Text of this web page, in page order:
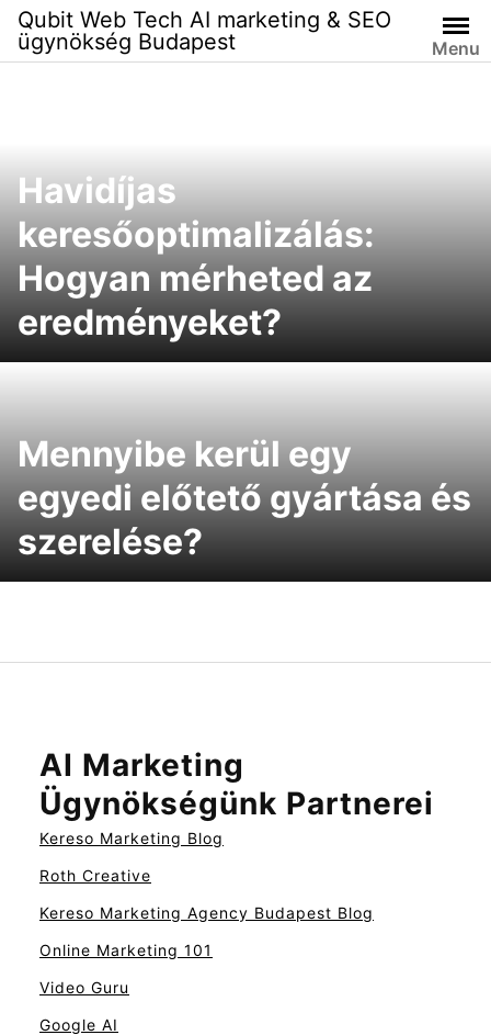
Skip
content
Qubit Web Tech AI marketing & SEO
ügynökség Budapest
Menu
Havidíjas
keresőoptimalizálás:
Hogyan mérheted az
eredményeket?
Mennyibe kerül egy
egyedi előtető gyártása és
szerelése?
AI Marketing
Ügynökségünk Partnerei
Kereso Marketing Blog
Roth Creative
Kereso Marketing Agency Budapest Blog
Online Marketing 101
Video Guru
Google AI